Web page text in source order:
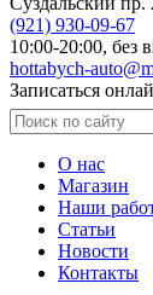
(921) 930-09-67
10:00-20:00, без
hottabych-
Записаться
О нас
Магазин
Наши
Статьи
Новости
Контакты